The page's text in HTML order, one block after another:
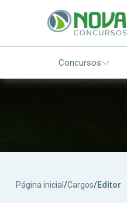
Concursos
Página inicial /Cargos/Editor